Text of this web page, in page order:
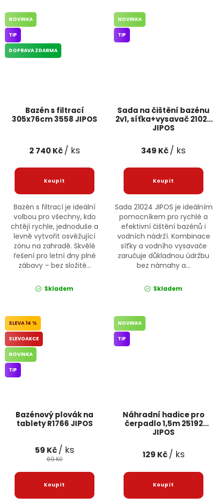
Bazén s filtrací
305x76cm 3558 JIPOS
NOVINKA
TIP
DOPRAVA ZDARMA
2 740 Kč/ ks
Bazén s filtrací je ideální
volbou pro všechny, kdo
chtějí rychle, jednoduše a
levně vytvořit osvěžující
zónu na zahradě. Skvělé
řešení pro letní dny plné
zábavy – bez složité...
Skladem
Sada na čištění bazénu
2v1, síťka+vysavač 21024
JIPOS
NOVINKA
TIP
349 Kč/ ks
Sada 21024 JIPOS je ideálním
pomocníkem pro rychlé a
efektivní čištění bazénů i
vodních nádrží. Kombinace
síťky a vodního vysavače
zaručuje důkladnou údržbu
bez námahy a...
Skladem
Bazénový plovák na
tablety R1766 JIPOS
14 %
SLEVOAKCE
NOVINKA
TIP
59 Kč/ ks
69 Kč
Náhradní hadice pro
čerpadlo 1,5m 25192
JIPOS
NOVINKA
TIP
129 Kč/ ks